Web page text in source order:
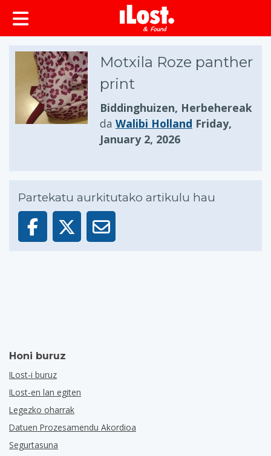
Motxila Roze panther
print
Biddinghuizen, Herbehereak
da Walibi Holland Friday,
January 2, 2026
Partekatu aurkitutako artikulu hau
Honi buruz
ILost-i buruz
ILost-en lan egiten
Legezko oharrak
Datuen Prozesamendu Akordioa
Segurtasuna